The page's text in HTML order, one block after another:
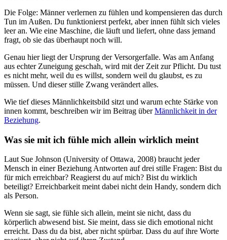
Die Folge: Männer verlernen zu fühlen und kompensieren das durch
Tun im Außen. Du funktionierst perfekt, aber innen fühlt sich vieles
leer an. Wie eine Maschine, die läuft und liefert, ohne dass jemand
fragt, ob sie das überhaupt noch will.
Genau hier liegt der Ursprung der Versorgerfalle. Was am Anfang
aus echter Zuneigung geschah, wird mit der Zeit zur Pflicht. Du tust
es nicht mehr, weil du es willst, sondern weil du glaubst, es zu
müssen. Und dieser stille Zwang verändert alles.
Wie tief dieses Männlichkeitsbild sitzt und warum echte Stärke von
innen kommt, beschreiben wir im Beitrag überMännlichkeit in der
Beziehung.
Was sie mit ich fühle mich allein wirklich meint
Laut Sue Johnson (University of Ottawa, 2008) braucht jeder
Mensch in einer Beziehung Antworten auf drei stille Fragen: Bist du
für mich erreichbar? Reagierst du auf mich? Bist du wirklich
beteiligt? Erreichbarkeit meint dabei nicht dein Handy, sondern dich
als Person.
Wenn sie sagt, sie fühle sich allein, meint sie nicht, dass du
körperlich abwesend bist. Sie meint, dass sie dich emotional nicht
erreicht. Dass du da bist, aber nicht spürbar. Dass du auf ihre Worte